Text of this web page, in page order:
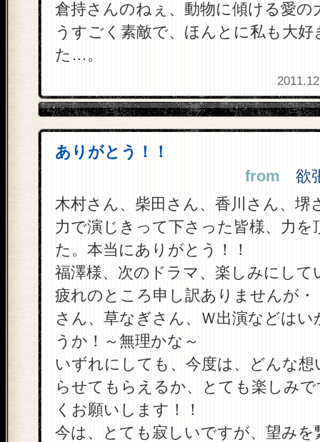
倉持さんのねぇ、動物に傾ける愛の
うすごく素敵で、ほんとに私も大好
た…。
ありがとう！！
from 欲
木村さん、柴田さん、香川さん、堺
力で演じきって下さった皆様、力を
た。本当にありがとう！！
福澤様、次のドラマ、楽しみにして
疲れのところ申し訳ありませんが・
さん、草なぎさん、Ｗ出演などはい
うか！～無理かな～
いずれにしても、今度は、どんな想
らせてもらえるか、とても楽しみ
くお願いします！！
今は、とても寂しいですが、望みを